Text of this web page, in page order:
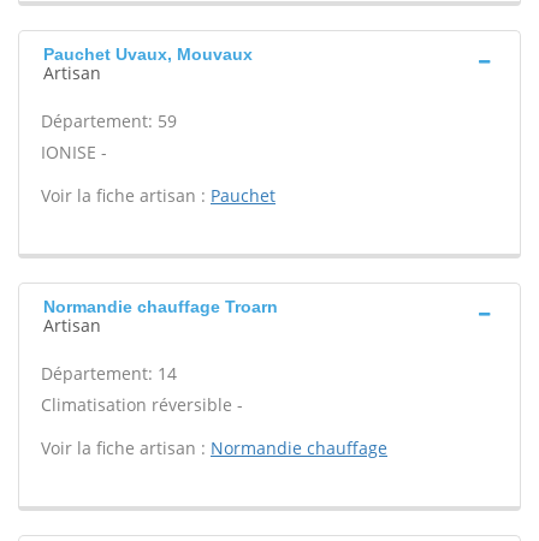
Pauchet Uvaux, Mouvaux
Artisan
Département: 59
IONISE -
Voir la fiche artisan : Pauchet
Normandie chauffage Troarn
Artisan
Département: 14
Climatisation réversible -
Voir la fiche artisan : Normandie chauffage